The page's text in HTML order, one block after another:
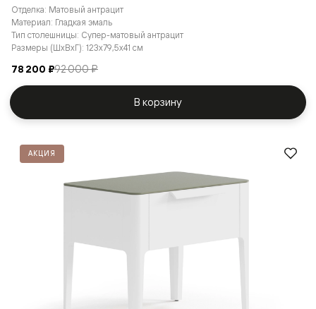
Отделка: Матовый антрацит
Материал: Гладкая эмаль
Тип столешницы: Супер-матовый антрацит
Размеры (ШxВxГ): 123x79,5x41 см
78 200 ₽92 000 ₽
В корзину
АКЦИЯ